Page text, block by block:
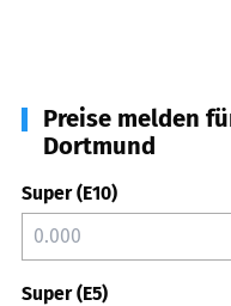
Preise melden
Dortmund
Super (E10)
Super (E5)